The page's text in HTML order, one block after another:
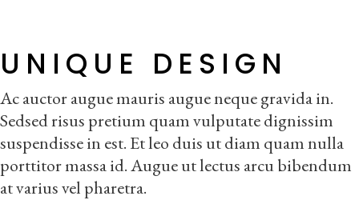
UNIQUE DESIGN
Ac auctor augue mauris augue neque gravida in.
Sedsed risus pretium quam vulputate dignissim
suspendisse in est. Et leo duis ut diam quam nulla
porttitor massa id. Augue ut lectus arcu bibendum
at varius vel pharetra.